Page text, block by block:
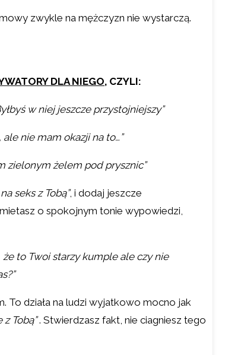
zwykle na mężczyzn nie wystarczą.
DLA NIEGO, CZYLI:
w niej jeszcze przystojniejszy”
nie mam okazji na to…”
zielonym żelem pod prysznic”
seks z Tobą”, i dodaj jeszcze
o spokojnym tonie wypowiedzi,
to Twoi starzy kumple ale czy nie
działa na ludzi wyjatkowo mocno jak
Tobą”. Stwierdzasz fakt, nie ciagniesz tego